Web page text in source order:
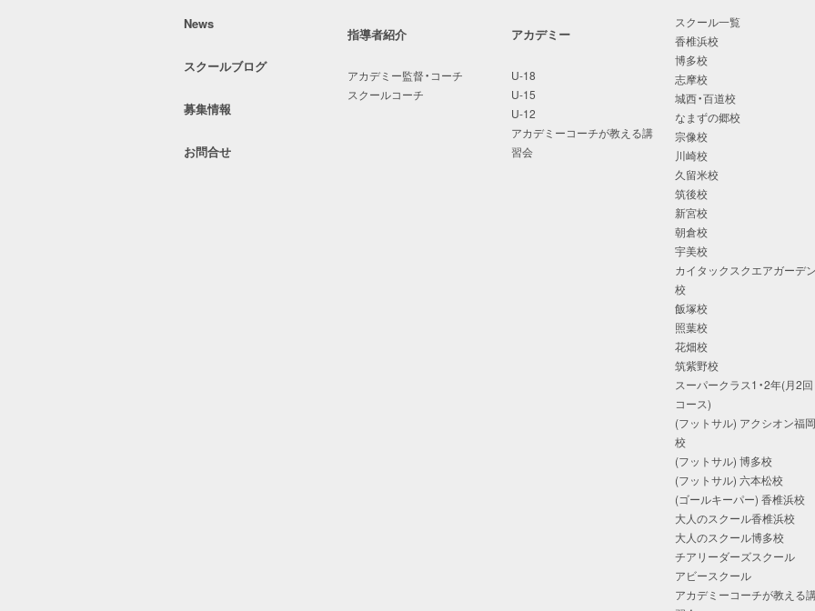
News
スクールブログ
募集情報
お問合せ
指導者紹介
アカデミー監督・コーチ
スクールコーチ
アカデミー
U-18
U-15
U-12
アカデミーコーチが教える講
習会
スクール一覧
香椎浜校
博多校
志摩校
城西・百道校
なまずの郷校
宗像校
川崎校
久留米校
筑後校
新宮校
朝倉校
宇美校
カイタックスクエアガーデン
校
飯塚校
照葉校
花畑校
筑紫野校
スーパークラス1・2年(月2回
コース)
(フットサル) アクシオン福岡
校
(フットサル) 博多校
(フットサル) 六本松校
(ゴールキーパー) 香椎浜校
大人のスクール香椎浜校
大人のスクール博多校
チアリーダーズスクール
アビースクール
アカデミーコーチが教える